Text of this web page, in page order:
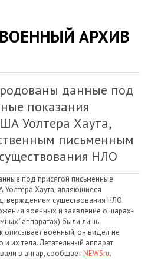
ВОЕННЫЙ АРХИВ
данные под
показания
Уолтера Хаута,
письменным
НЛО
под присягой письменные
Уолтера Хаута, являющиеся
существования НЛО.
военных и заявление о шарах-
аппаратах) были лишь
описывает военный, он видел не
и их тела. Летательный аппарат
в ангар, сообщаетNEWSru.